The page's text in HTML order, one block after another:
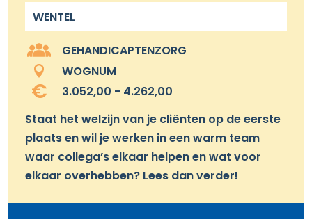
WENTEL
GEHANDICAPTENZORG
WOGNUM
3.052,00 - 4.262,00
Staat het welzijn van je cliënten op de eerste
plaats en wil je werken in een warm team
waar collega’s elkaar helpen en wat voor
elkaar overhebben? Lees dan verder!